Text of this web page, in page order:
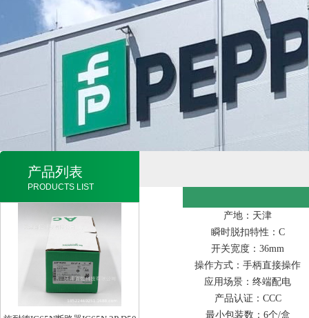
产品列表
PRODUCTS LIST
产地：天津
瞬时脱扣特性：C
开关宽度：36mm
操作方式：手柄直接操作
应用场景：终端配电
产品认证：CCC
最小包装数：6个/盒